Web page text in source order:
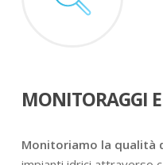
MONITORAGGI
Monitoriamo la qualità